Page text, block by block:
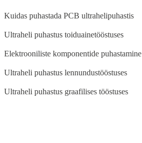
Kuidas puhastada PCB ultrahelipuhastis
Ultraheli puhastus toiduainetööstuses
Elektrooniliste komponentide puhastamine
Ultraheli puhastus lennundustööstuses
Ultraheli puhastus graafilises tööstuses